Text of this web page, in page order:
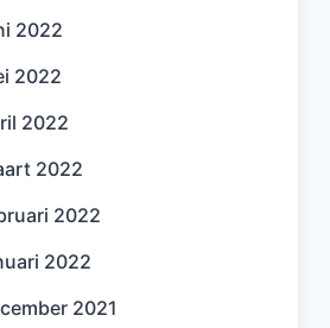
2022
2022
2022
2022
2022
2022
2021